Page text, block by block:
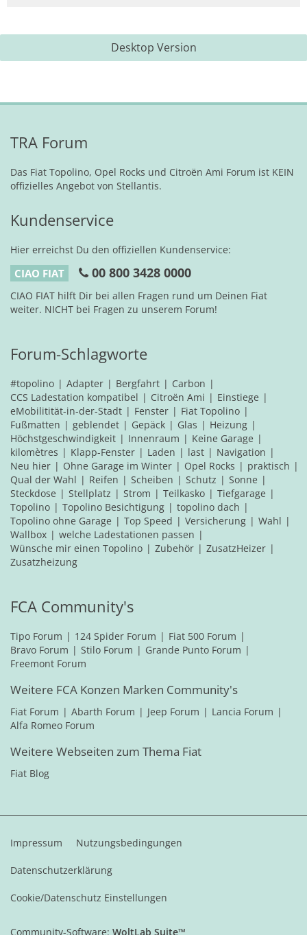
Desktop Version
TRA Forum
Das Fiat Topolino, Opel Rocks und Citroën Ami Forum ist KEIN
offizielles Angebot von Stellantis.
Kundenservice
Hier erreichst Du den offiziellen Kundenservice:
CIAO FIAT 00 800 3428 0000
CIAO FIAT hilft Dir bei allen Fragen rund um Deinen Fiat
weiter. NICHT bei Fragen zu unserem Forum!
Forum-Schlagworte
#topolino Adapter Bergfahrt
Carbon
CCS Ladestation kompatibel
Citroën Ami
Einstiege
eMobilitität-in-der-Stadt
Fenster
Fiat Topolino
Fußmatten
geblendet Gepäck Glas
Heizung
Höchstgeschwindigkeit
Innenraum
Keine Garage
kilomètres
Klapp-Fenster Laden last
Navigation
Neu hier
Ohne Garage im Winter Opel Rocks
praktisch
Qual der Wahl
Reifen Scheiben Schutz
Sonne
Steckdose
Stellplatz Strom Teilkasko
Tiefgarage
Topolino
Topolino Besichtigung
topolino dach
Topolino ohne Garage
Top Speed Versicherung
Wahl
Wallbox
welche Ladestationen passen
Wünsche mir einen Topolino
Zubehör
ZusatzHeizer
Zusatzheizung
FCA Community's
Tipo Forum 124 Spider Forum
Fiat 500 Forum
Bravo Forum
Stilo Forum
Grande Punto Forum
Freemont Forum
Weitere FCA Konzen Marken Community's
Fiat Forum Abarth Forum Jeep Forum
Lancia Forum
Alfa Romeo Forum
Weitere Webseiten zum Thema Fiat
Fiat Blog
Impressum Nutzungsbedingungen
Datenschutzerklärung
Cookie/Datenschutz Einstellungen
Community-Software: WoltLab Suite™